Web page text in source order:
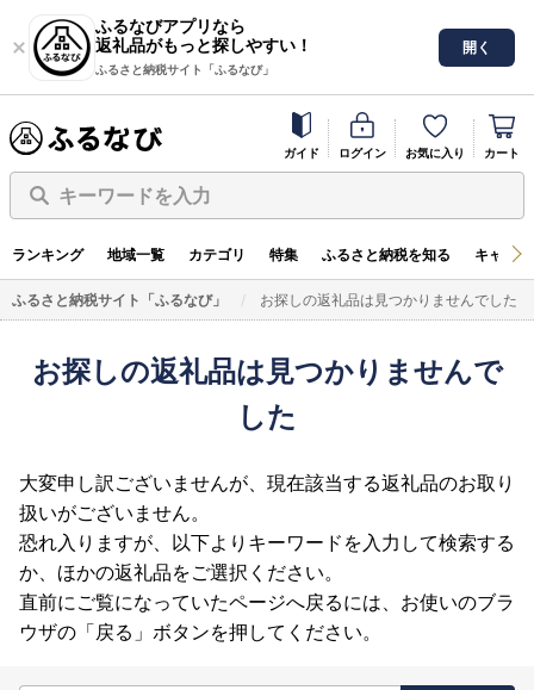
ふるなびアプリなら
返礼品がもっと探しやすい！
ふるさと納税サイト「ふるなび」
開く
ガイド ログイン お気に入り カート
キーワードを入力
ランキング 地域一覧 カテゴリ 特集 ふるさと納税を知る キャン
ふるさと納税サイト「ふるなび」 お探しの返礼品は見つかりませんでした
お探しの返礼品は見つかりませんで
した
大変申し訳ございませんが、現在該当する返礼品のお取り
扱いがございません。
恐れ入りますが、以下よりキーワードを入力して検索する
か、ほかの返礼品をご選択ください。
直前にご覧になっていたページへ戻るには、お使いのブラ
ウザの「戻る」ボタンを押してください。